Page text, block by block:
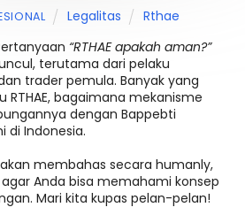
Legalitas
Rthae
“RTHAE apakah aman?”
terutama dari pelaku
trader pemula. Banyak yang
RTHAE, bagaimana mekanisme
dengan Bappebti
di Indonesia.
membahas secara humanly,
Anda bisa memahami konsep
Mari kita kupas pelan-pelan!